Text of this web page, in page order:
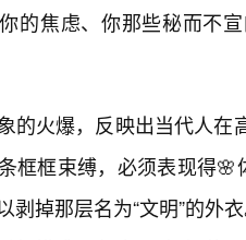
的焦虑、你那些秘而不
的火爆，反映出当代人在
框框束缚，必须表现得
剥掉那层名为“文明”的外